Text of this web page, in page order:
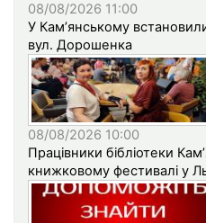
08/08/2026 11:00
У Кам’янському
вул. Дорошенка
08/08/2026 10:00
Працівники бібліотеки
книжковому фестивалі у